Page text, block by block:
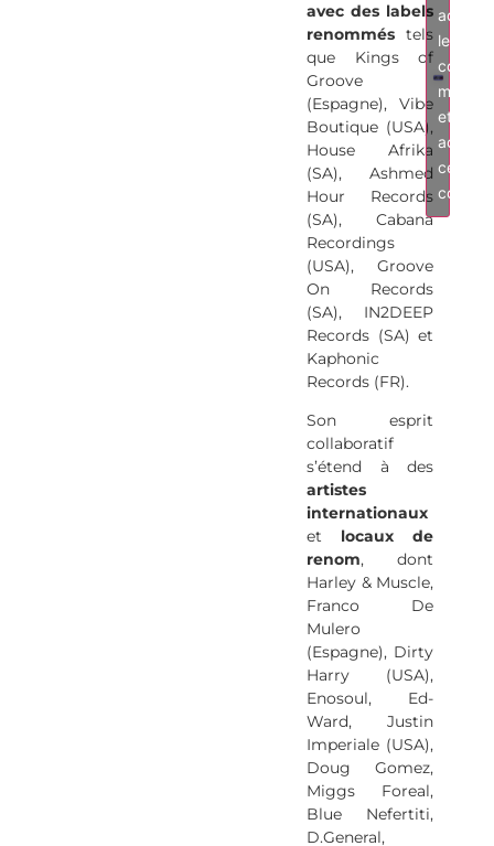
avec des labels
renommés tels
que Kings of
Groove
(Espagne), Vibe
Boutique (USA),
House Afrika
(SA), Ashmed
Hour Records
(SA), Cabana
Recordings
(USA), Groove
On Records
(SA), IN2DEEP
Records (SA) et
Kaphonic
Records (FR).
Son esprit
collaboratif
s’étend à des
artistes
internationaux
et locaux de
renom, dont
Harley & Muscle,
Franco De
Mulero
(Espagne), Dirty
Harry (USA),
Enosoul, Ed-
Ward, Justin
Imperiale (USA),
Doug Gomez,
Miggs Foreal,
Blue Nefertiti,
D.General,
les
cookies
et
activer
ce